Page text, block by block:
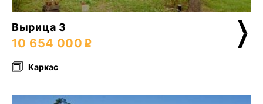
Вырица 3
10 654 000
Каркас